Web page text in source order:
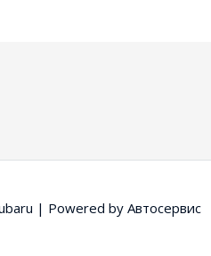
| Powered by Автосервис